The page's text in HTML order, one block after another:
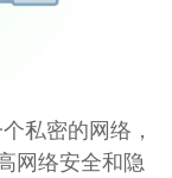
私密的网络，
网络安全和隐